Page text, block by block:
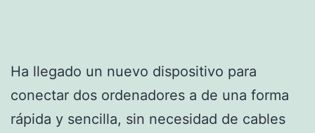
Ha llegado un nuevo dispositivo para
conectar dos ordenadores a de una forma
rápida y sencilla, sin necesidad de cables